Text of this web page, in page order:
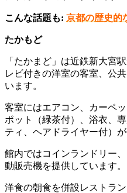
こんな話題も: 京都の歴史的
たかもど
「たかまど」は近鉄新大宮
レビ付きの洋室の客室、公
います。
客室にはエアコン、カーペ
ポット（緑茶付）、浴衣、
ティ、ヘアドライヤー付）が
館内ではコインランドリー
動販売機を提供しています。
洋食の朝食を併設レストラン